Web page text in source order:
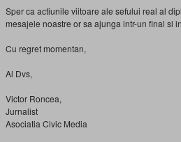
Sper ca actiunile viitoare ale sefului real al
mesajele noastre or sa ajunga intr-un final si
Cu regret momentan,
Al Dvs,
Victor Roncea,
Jurnalist
Asociatia Civic Media